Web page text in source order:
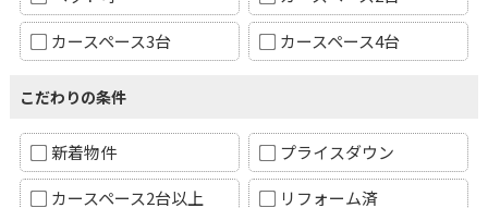
カースペース3台
カースペース4台
こだわりの条件
新着物件
プライスダウン
カースペース2台以上
リフォーム済